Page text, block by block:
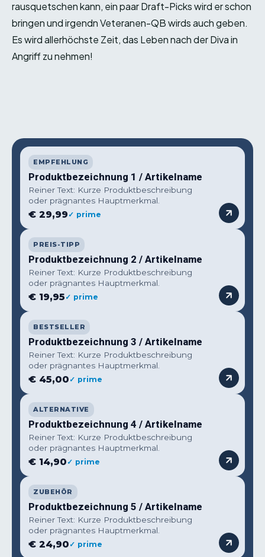
rausquetschen kann, ein paar Draft-Picks wird er schon
bringen und irgendn Veteranen-QB wirds auch geben.
Es wird allerhöchste Zeit, das Leben nach der Diva in
Angriff zu nehmen!
EMPFEHLUNG
Produktbezeichnung 1 / Artikelname
Reiner Text: Kurze Produktbeschreibung
oder prägnantes Hauptmerkmal.
€ 29,99✓ prime
PREIS-TIPP
Produktbezeichnung 2 / Artikelname
Reiner Text: Kurze Produktbeschreibung
oder prägnantes Hauptmerkmal.
€ 19,95✓ prime
BESTSELLER
Produktbezeichnung 3 / Artikelname
Reiner Text: Kurze Produktbeschreibung
oder prägnantes Hauptmerkmal.
€ 45,00✓ prime
ALTERNATIVE
Produktbezeichnung 4 / Artikelname
Reiner Text: Kurze Produktbeschreibung
oder prägnantes Hauptmerkmal.
€ 14,90✓ prime
ZUBEHÖR
Produktbezeichnung 5 / Artikelname
Reiner Text: Kurze Produktbeschreibung
oder prägnantes Hauptmerkmal.
€ 24,90✓ prime